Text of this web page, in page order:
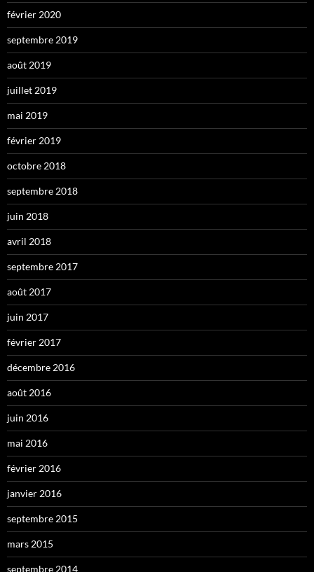
février 2020
septembre 2019
août 2019
juillet 2019
mai 2019
février 2019
octobre 2018
septembre 2018
juin 2018
avril 2018
septembre 2017
août 2017
juin 2017
février 2017
décembre 2016
août 2016
juin 2016
mai 2016
février 2016
janvier 2016
septembre 2015
mars 2015
septembre 2014